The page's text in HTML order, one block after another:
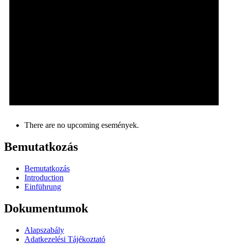
There are no upcoming események.
Bemutatkozás
Bemutatkozás
Introduction
Einführung
Dokumentumok
Alapszabály
Adatkezelési Tájékoztató